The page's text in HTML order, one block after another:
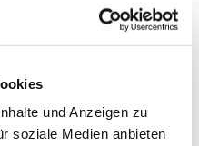
und Anzeigen zu
soziale Medien anbieten